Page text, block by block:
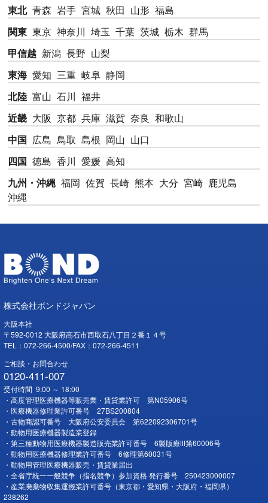
東北 青森 岩手 宮城 秋田 山形 福島
関東 東京 神奈川 埼玉 千葉 茨城 栃木 群馬
甲信越 新潟 長野 山梨
東海 愛知 三重 岐阜 静岡
北陸 富山 石川 福井
近畿 大阪 京都 兵庫 滋賀 奈良 和歌山
中国 広島 鳥取 島根 岡山 山口
四国 徳島 香川 愛媛 高知
九州・沖縄 福岡 佐賀 長崎 熊本 大分 宮崎 鹿児島
沖縄
株式会社ボンドジャパン
大阪本社
〒592-0012 大阪府高石市西取石八丁目２番１４号
TEL：072-266-4500/FAX：072-266-4511
ご相談・お問合わせ
0120-411-007
受付時間 9:00 ～ 18:00
・高度管理医療機器等販売業・賃貸業許可 第N05906号
・医療機器修理業許可番号 27BS200804
・古物商認可番号 大阪府公安委員会 第622092306701号
・動物用医療機器製造業登録
・第三種動物用医療機器製造販売業許可番号 6製版療Ⅲ第60006号
・動物用医療機器修理業許可番号 6修理第60031号
・動物用管理医療機器販売・賃貸業届出
・全省庁統一一般競争（指名競争）参加資格 発行番号 250423000007
・産業廃棄物収集運搬業許可番号（東京都・愛知県・大阪府・福岡県）
238262